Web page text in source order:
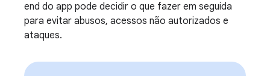
end do app pode decidir o que fazer em seguida
para evitar abusos, acessos não autorizados e
ataques.